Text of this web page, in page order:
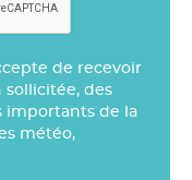
de recevoir
sollicitée, des
importants de la
météo,